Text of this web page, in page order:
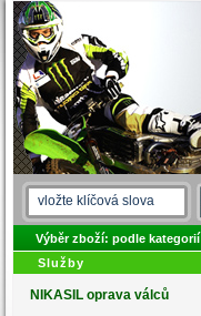
Výběr zboží: podle kategorií
Služby
NIKASIL oprava válců